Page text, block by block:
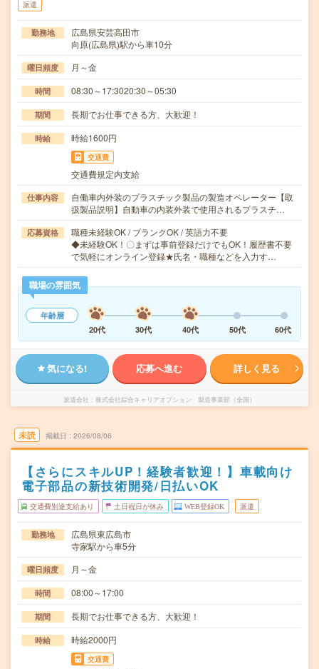
派遣
勤務地
広島県安芸高田市
向原(広島県)駅から車10分
曜日頻度 月～金
時間 08:30～17:3020:30～05:30
期間 長期でお仕事できる方、大歓迎！
時給 時給1600円
交通費
交通費規定内支給
仕事内容
自働車内外装のプラスチック製品の製造オペレーター【取
扱製品説明】自動車の内装外装で使用されるプラスチ…
応募資格
職種未経験OK / ブランクOK / 英語力不要
◆未経験OK！〇まずは事前登録だけでもOK！履歴書不要
で気軽にオンライン登録★氏名・職種などを入力す…
職場の雰囲気
年齢層
20代
30代 40代 50代 60代
気になる! 応募へ進む 詳しく見る
派遣会社 株式会社綜合キャリアオプション 製造事業部（全国）
未読 掲載日 2026/08/06
【さらにスキルUP！経験者歓迎！】車載向け
電子部品の新技術開発/日払いOK
交通費別途支給あり 土日祝日が休み WEB登録OK 派遣
勤務地
広島県東広島市
寺家駅から車5分
曜日頻度 月～金
時間 08:00～17:00
期間 長期でお仕事できる方、大歓迎！
時給 時給2000円
交通費